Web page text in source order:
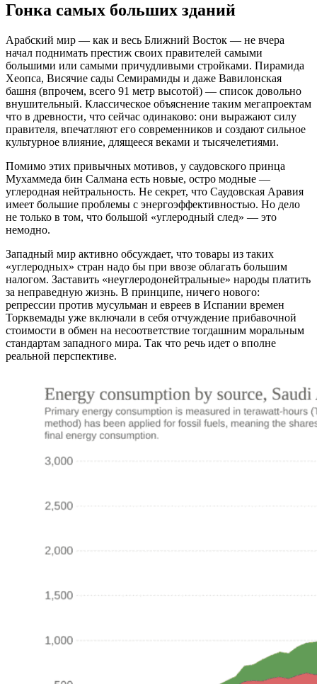
Гонка самых больших зданий
Арабский мир — как и весь Ближний Восток — не вчера
начал поднимать престиж своих правителей самыми
большими или самыми причудливыми стройками. Пирамида
Хеопса, Висячие сады Семирамиды и даже Вавилонская
башня (впрочем, всего 91 метр высотой) — список довольно
внушительный. Классическое объяснение таким мегапроектам
что в древности, что сейчас одинаково: они выражают силу
правителя, впечатляют его современников и создают сильное
культурное влияние, длящееся веками и тысячелетиями.
Помимо этих привычных мотивов, у саудовского принца
Мухаммеда бин Салмана есть новые, остро модные —
углеродная нейтральность. Не секрет, что Саудовская Аравия
имеет большие проблемы с энергоэффективностью. Но дело
не только в том, что большой «углеродный след» — это
немодно.
Западный мир активно обсуждает, что товары из таких
«углеродных» стран надо бы при ввозе облагать большим
налогом. Заставить «неуглеродонейтральные» народы платить
за неправедную жизнь. В принципе, ничего нового:
репрессии против мусульман и евреев в Испании времен
Торквемады уже включали в себя отчуждение прибавочной
стоимости в обмен на несоответствие тогдашним моральным
стандартам западного мира. Так что речь идет о вполне
реальной перспективе.